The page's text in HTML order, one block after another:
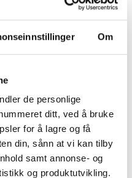
Om
de personlige
ditt, ved å bruke
for å lagre og få
din, sånn at vi kan tilby
samt annonse- og
og produktutvikling.
familievernkontor og
ofte som
foreligger en tydelig
av
kan vedvare over